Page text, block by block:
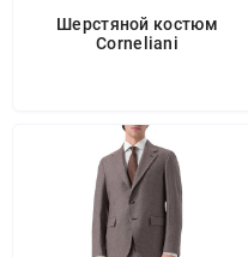
Шерстяной костюм
Corneliani